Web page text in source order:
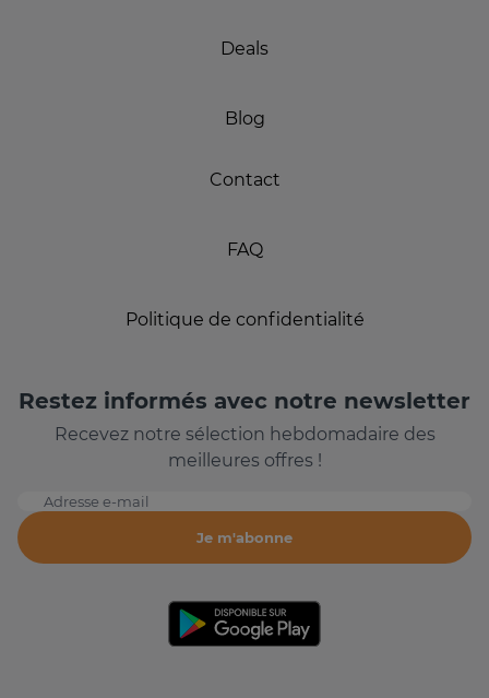
Deals
Blog
Contact
FAQ
Politique de confidentialité
Restez informés avec notre newsletter
Recevez notre sélection hebdomadaire des
meilleures offres !
Adresse e-mail
Je m'abonne